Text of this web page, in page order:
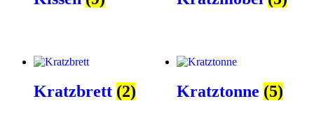
Kratzbrett (2) Kratztonne (5)